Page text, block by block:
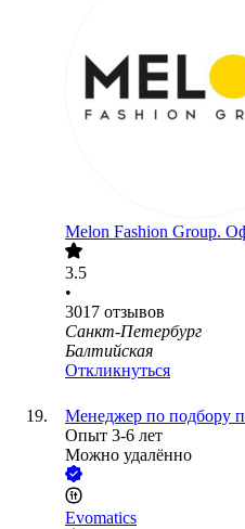
Melon Fashion Group.
3.5
•
3017 отзывов
Санкт-Петербург
Балтийская
Откликнуться
Менеджер по подбору
Опыт 3-6 лет
Можно удалённо
Evomatics